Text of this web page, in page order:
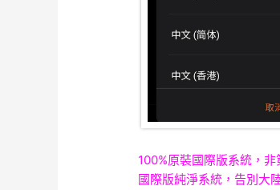
100%原裝國際版系統，
國際版純淨系統，告別大